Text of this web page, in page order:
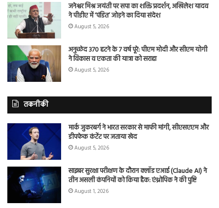
जनेश्वर मिश्र जयंती पर सपा का शक्ति प्रदर्शन, अखिलेश यादव
ने पीडीए में ‘पंडित’ जोड़ने का दिया संदेश
August 5, 2026
अनुच्छेद 370 हटने के 7 वर्ष पूरे: पीएम मोदी और सीएम योगी
ने विकास व एकता की यात्रा को सराहा
August 5, 2026
तकनीकी
मार्क जुकरबर्ग ने भारत सरकार से माफी मांगी, सीएसएएम और
डीपफेक कंटेंट पर जताया खेद
August 5, 2026
साइबर सुरक्षा परीक्षण के दौरान क्लॉड एआई (Claude AI) ने
तीन असली कंपनियों को किया हैक: एंथ्रोपिक ने की पुष्टि
August 1, 2026